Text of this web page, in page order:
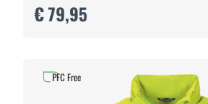
€ 79,95
PFC Free